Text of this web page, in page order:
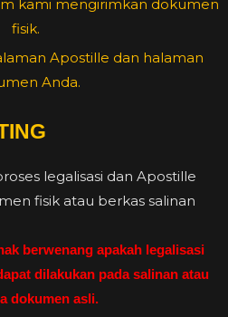
kami mengirimkan dokumen
fisik.
Apostille dan halaman
Anda.
legalisasi dan Apostille
fisik atau berkas salinan
berwenang apakah legalisasi
dilakukan pada salinan atau
dokumen asli.